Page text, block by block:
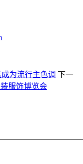
为流行主色调 下一
服饰博览会